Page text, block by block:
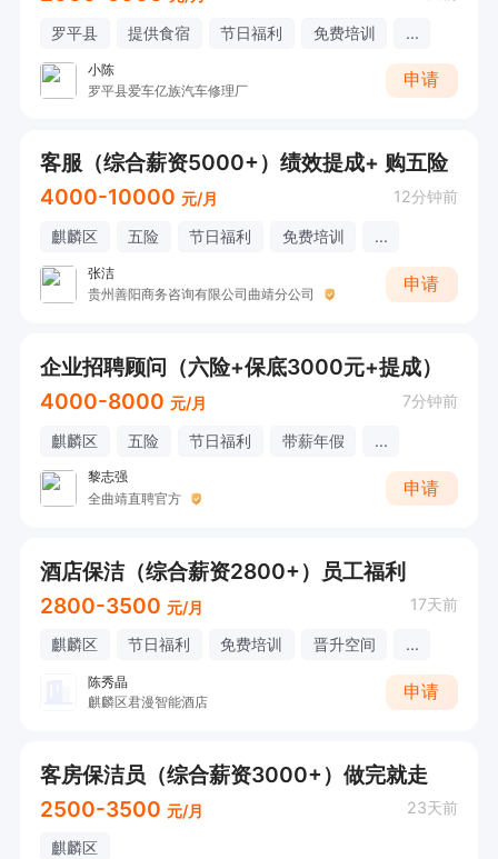
罗平县 提供食宿 节日福利 免费培训 ...
小陈
罗平县爱车亿族汽车修理厂
申请
客服（综合薪资5000+）绩效提成+ 购五险
4000-10000 元/月 12分钟前
麒麟区 五险 节日福利 免费培训 ...
张洁
贵州善阳商务咨询有限公司曲靖分公司
申请
企业招聘顾问（六险+保底3000元+提成）
4000-8000 元/月 7分钟前
麒麟区 五险 节日福利 带薪年假 ...
黎志强
全曲靖直聘官方
申请
酒店保洁（综合薪资2800+）员工福利
2800-3500 元/月 17天前
麒麟区 节日福利 免费培训 晋升空间 ...
陈秀晶
麒麟区君漫智能酒店
申请
客房保洁员（综合薪资3000+）做完就走
2500-3500 元/月 23天前
麒麟区